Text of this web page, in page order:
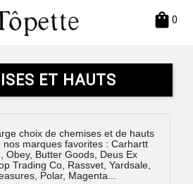
shopping_bag 0
ET HAUTS
choix de chemises et de hauts
nos marques favorites : Carhartt
Obey, Butter Goods, Deus Ex
Trading Co, Rassvet, Yardsale,
Polar, Magenta...